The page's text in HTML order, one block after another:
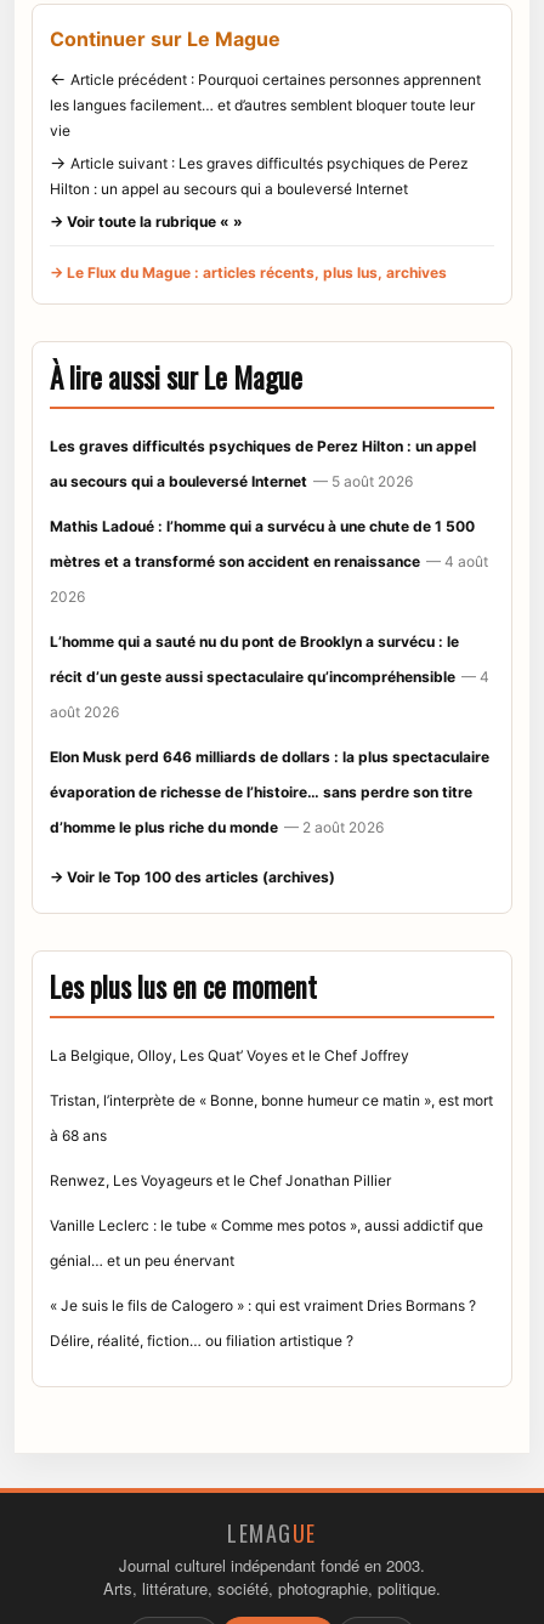
Continuer sur Le Mague
← Article précédent : Pourquoi certaines personnes apprennent
les langues facilement… et d’autres semblent bloquer toute leur
vie
→ Article suivant : Les graves difficultés psychiques de Perez
Hilton : un appel au secours qui a bouleversé Internet
→ Voir toute la rubrique « »
→ Le Flux du Mague : articles récents, plus lus, archives
À lire aussi sur Le Mague
Les graves difficultés psychiques de Perez Hilton : un appel
au secours qui a bouleversé Internet — 5 août 2026
Mathis Ladoué : l’homme qui a survécu à une chute de 1 500
mètres et a transformé son accident en renaissance — 4 août
2026
L’homme qui a sauté nu du pont de Brooklyn a survécu : le
récit d’un geste aussi spectaculaire qu’incompréhensible — 4
août 2026
Elon Musk perd 646 milliards de dollars : la plus spectaculaire
évaporation de richesse de l’histoire… sans perdre son titre
d’homme le plus riche du monde — 2 août 2026
→ Voir le Top 100 des articles (archives)
Les plus lus en ce moment
La Belgique, Olloy, Les Quat’ Voyes et le Chef Joffrey
Tristan, l’interprète de « Bonne, bonne humeur ce matin », est mort
à 68 ans
Renwez, Les Voyageurs et le Chef Jonathan Pillier
Vanille Leclerc : le tube « Comme mes potos », aussi addictif que
génial… et un peu énervant
« Je suis le fils de Calogero » : qui est vraiment Dries Bormans ?
Délire, réalité, fiction… ou filiation artistique ?
LEMAGUE
Journal culturel indépendant fondé en 2003.
Arts, littérature, société, photographie, politique.